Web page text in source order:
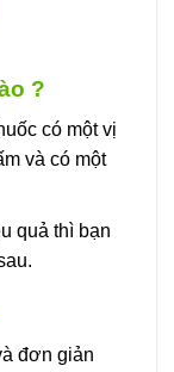
?
có một vị
và có một
quả thì bạn
đơn giản